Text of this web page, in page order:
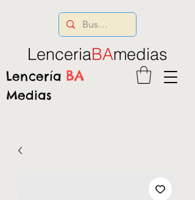
Lencería BA
Medias
LenceriaBAmedias